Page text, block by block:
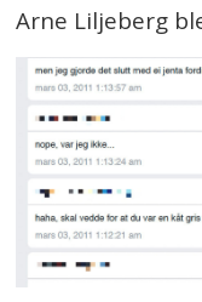
Arne Liljeberg